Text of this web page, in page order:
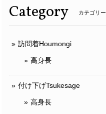
Category カテゴリー
訪問着Houmongi
高身長
付け下げTsukesage
高身長